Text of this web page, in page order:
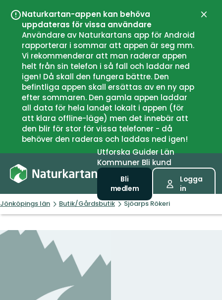
Naturkartan-appen kan behöva
uppdateras för vissa användare
Användare av Naturkartans app för Android
rapporterar i sommar att appen är seg mm.
Vi rekommenderar att man raderar appen
helt från sin telefon i så fall och laddar ned
igen! Då skall den fungera bättre. Den
befintliga appen skall ersättas av en ny app
efter sommaren. Den gamla appen laddar
all data för hela landet lokalt i appen (för
att klara offline-läge) men det innebär att
den blir för stor för vissa telefoner - då
behöver den raderas och laddas ned igen!
UtforskaGuiderLän
Kommuner Bli kund
Bli
medlem
Logga
in
Jönköpings län Butik/Gårdsbutik Sjöarps Rökeri